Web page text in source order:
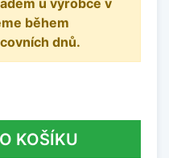
u výrobce v
během
dnů.
KOŠÍKU